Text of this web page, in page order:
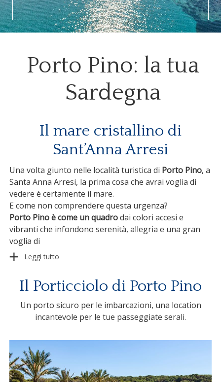
Verifica disponibilità
Richiedi preventivo
Porto Pino: la tua
Sardegna
Il mare cristallino di
Sant’Anna Arresi
Una volta giunto nelle località turistica di Porto Pino, a
Santa Anna Arresi, la prima cosa che avrai voglia di
vedere è certamente il mare.
E come non comprendere questa urgenza?
Porto Pino è come un quadrodai colori accesi e
vibranti che infondono serenità, allegria e una gran
voglia di
Leggi tutto
Il Porticciolo di Porto Pino
Un porto sicuro per le imbarcazioni, una location
incantevole per le tue passeggiate serali.